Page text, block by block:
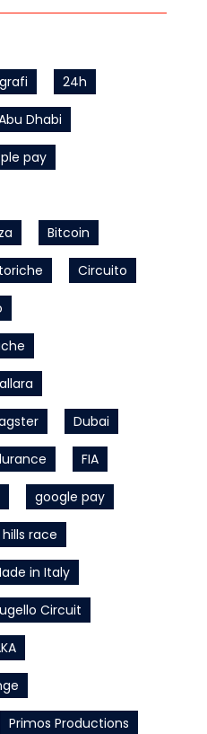
24h
Dhabi
pay
Bitcoin
Circuito
Dubai
FIA
google pay
hills race
in Italy
Circuit
Primos Productions